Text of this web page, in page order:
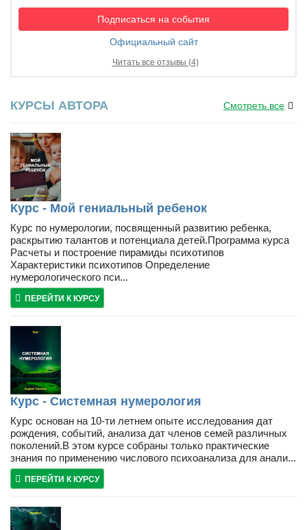
Подписаться на события
Официальный сайт
Читать все отзывы (4)
КУРСЫ АВТОРА Смотреть все
Курс - Мой гениальный ребенок
Курс по нумерологии, посвященный развитию ребенка,
раскрытию талантов и потенциала детей.Программа курса
Расчеты и построение пирамиды психотипов
Характеристики психотипов Определение
нумерологического пси...
ПЕРЕЙТИ К КУРСУ
Курс - Системная нумерология
Курс основан на 10-ти летнем опыте исследования дат
рождения, событий, анализа дат членов семей различных
поколений.В этом курсе собраны только практические
знания по применению числового психоанализа для анали...
ПЕРЕЙТИ К КУРСУ